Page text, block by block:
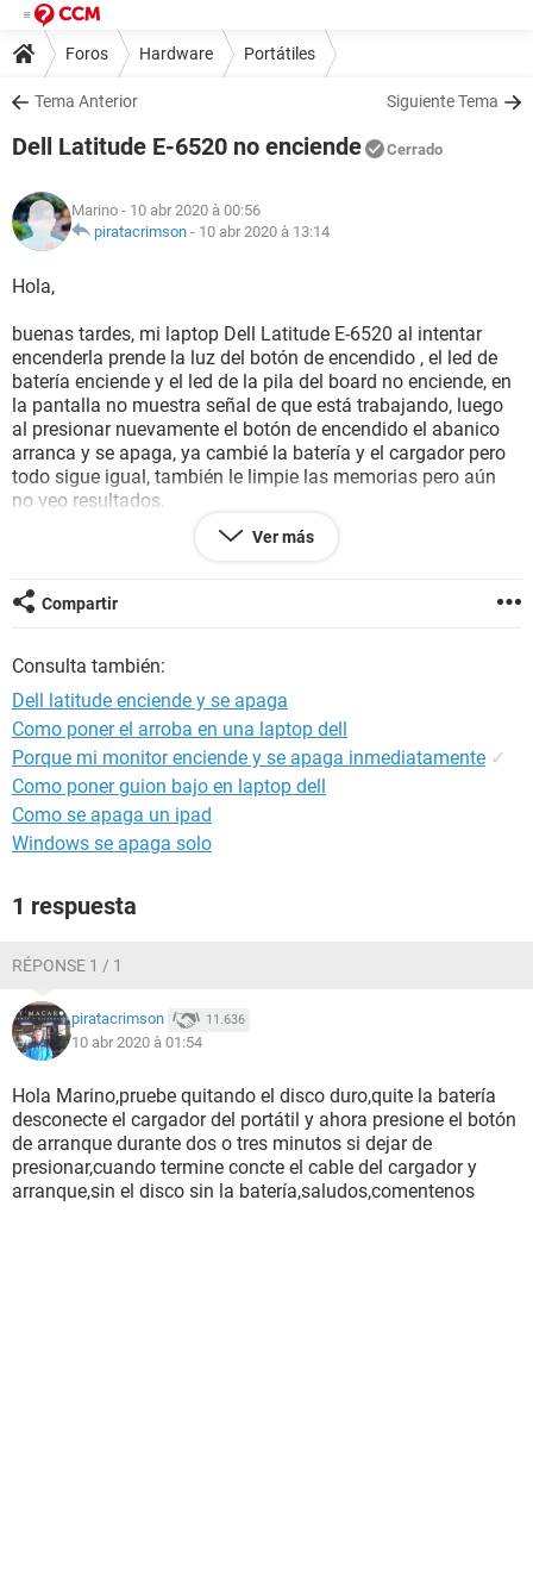
Foros Hardware Portátiles
Tema Anterior Siguiente Tema
Dell Latitude E-6520 no enciende Cerrado
Marino - 10 abr 2020 à 00:56
piratacrimson - 10 abr 2020 à 13:14
Hola,
buenas tardes, mi laptop Dell Latitude E-6520 al intentar
encenderla prende la luz del botón de encendido , el led de
batería enciende y el led de la pila del board no enciende, en
la pantalla no muestra señal de que está trabajando, luego
al presionar nuevamente el botón de encendido el abanico
arranca y se apaga, ya cambié la batería y el cargador pero
todo sigue igual, también le limpie las memorias pero aún
no veo resultados.
Pueden ayudarme con este caso?
Gracias
Ver más
Compartir
Consulta también:
Dell latitude enciende y se apaga
Como poner el arroba en una laptop dell
Porque mi monitor enciende y se apaga inmediatamente ✓
Como poner guion bajo en laptop dell
Como se apaga un ipad
Windows se apaga solo
1 respuesta
RÉPONSE 1 / 1
piratacrimson 11.636
10 abr 2020 à 01:54
Hola Marino,pruebe quitando el disco duro,quite la batería
desconecte el cargador del portátil y ahora presione el botón
de arranque durante dos o tres minutos si dejar de
presionar,cuando termine concte el cable del cargador y
arranque,sin el disco sin la batería,saludos,comentenos